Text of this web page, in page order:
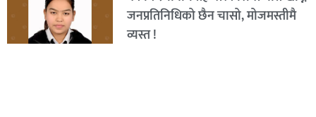
जनप्रतिनिधिको छैन चासो, मोजमस्तीमै
व्यस्त !